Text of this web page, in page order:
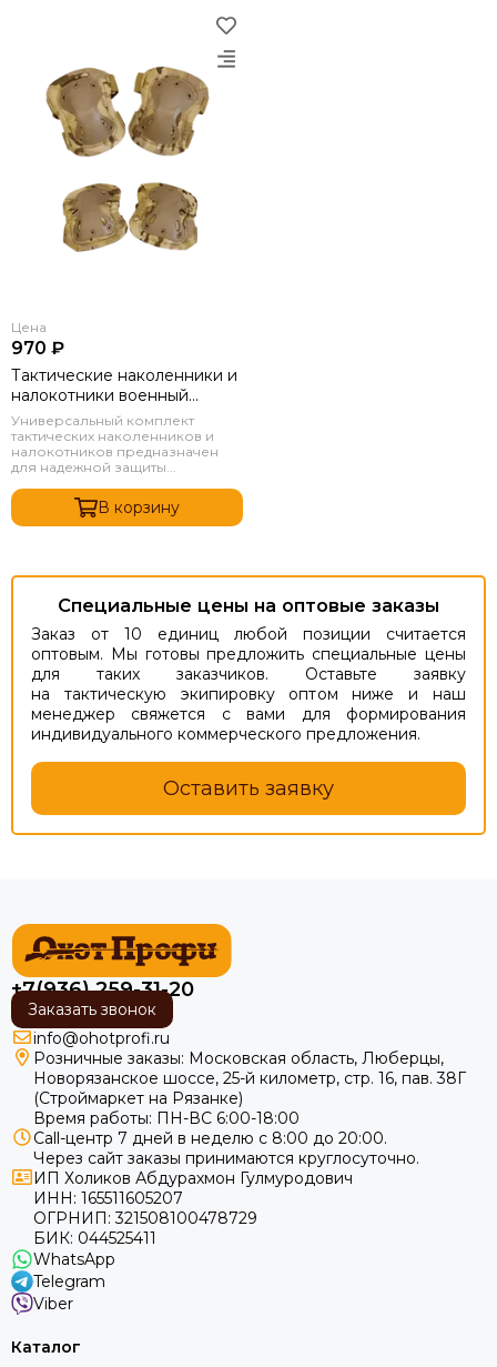
Цена
970 ₽
Тактические наколенники и
налокотники военный
комплект Мультикам
Универсальный комплект
тактических наколенников и
налокотников предназначен
для надежной защиты...
В корзину
Специальные цены на оптовые заказы
Заказ от 10 единиц любой позиции считается
оптовым. Мы готовы предложить специальные цены
для таких заказчиков. Оставьте заявку
на тактическую экипировку оптом ниже и наш
менеджер свяжется с вами для формирования
индивидуального коммерческого предложения.
Оставить заявку
+7(936) 259-31-20
Заказать звонок
info@ohotprofi.ru
Розничные заказы: Московская область, Люберцы,
Новорязанское шоссе, 25-й километр, стр. 16, пав. 38Г
(Строймаркет на Рязанке)
Время работы: ПН-ВС 6:00-18:00
Call-центр 7 дней в неделю с 8:00 до 20:00.
Через сайт заказы принимаются круглосуточно.
ИП Холиков Абдурахмон Гулмуродович
ИНН: 165511605207
ОГРНИП: 321508100478729
БИК: 044525411
WhatsApp
Telegram
Viber
Каталог